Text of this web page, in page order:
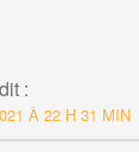
dit :
À 22 H 31 MIN